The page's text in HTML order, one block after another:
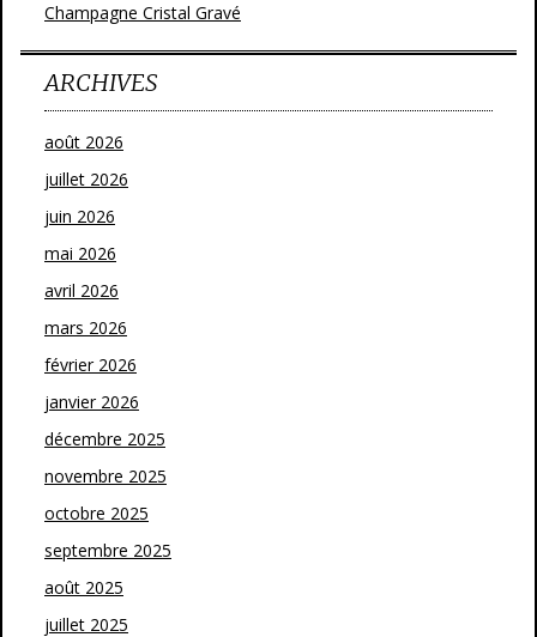
Champagne Cristal Gravé
ARCHIVES
août 2026
juillet 2026
juin 2026
mai 2026
avril 2026
mars 2026
février 2026
janvier 2026
décembre 2025
novembre 2025
octobre 2025
septembre 2025
août 2025
juillet 2025